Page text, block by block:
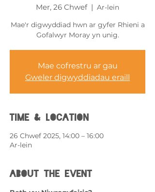
Mer, 26 Chwef
  |
Ar-lein
Mae'r digwyddiad hwn ar gyfer Rhieni a
Gofalwyr Moray yn unig.
Mae cofrestru ar gau
Gweler digwyddiadau eraill
Time & Location
26 Chwef 2025, 14:00 – 16:00
Ar-lein
About the event